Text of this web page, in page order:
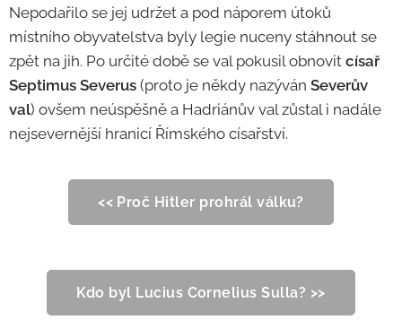
Nepodařilo se jej udržet a pod náporem útoků
místního obyvatelstva byly legie nuceny stáhnout se
zpět na jih. Po určité době se val pokusil obnovit císař
Septimus Severus (proto je někdy nazýván Severův
val) ovšem neúspěšně a Hadriánův val zůstal i nadále
nejsevernější hranicí Římského císařství.
<< Proč Hitler prohrál válku?
Kdo byl Lucius Cornelius Sulla? >>